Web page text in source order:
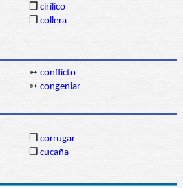
❒ cirílico
❒ collera
➳ conflicto
➳ congeniar
❒ corrugar
❒ cucaña